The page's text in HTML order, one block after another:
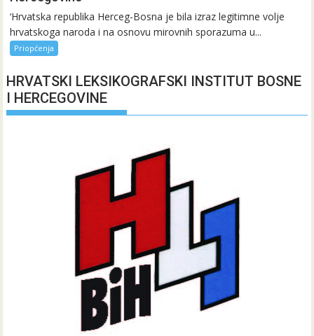
‘Hrvatska republika Herceg-Bosna je bila izraz legitimne volje
hrvatskoga naroda i na osnovu mirovnih sporazuma u...
Priopćenja
HRVATSKI LEKSIKOGRAFSKI INSTITUT BOSNE
I HERCEGOVINE